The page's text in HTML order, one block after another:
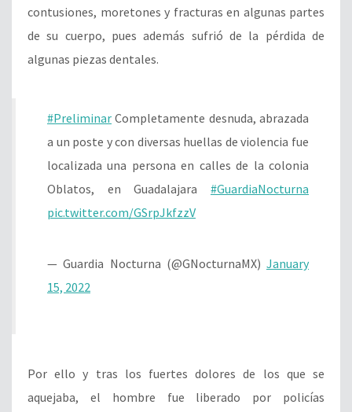
contusiones, moretones y fracturas en algunas partes
de su cuerpo, pues además sufrió de la pérdida de
algunas piezas dentales.
#Preliminar Completamente desnuda, abrazada
a un poste y con diversas huellas de violencia fue
localizada una persona en calles de la colonia
Oblatos, en Guadalajara #GuardiaNocturna
pic.twitter.com/GSrpJkfzzV
— Guardia Nocturna (@GNocturnaMX) January
15, 2022
Por ello y tras los fuertes dolores de los que se
aquejaba, el hombre fue liberado por policías